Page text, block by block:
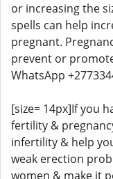
or increasing the
spells can help
pregnant.
prevent or
WhatsApp
[size= 14px]If you
fertility &
infertility & help
weak erection
women & make it